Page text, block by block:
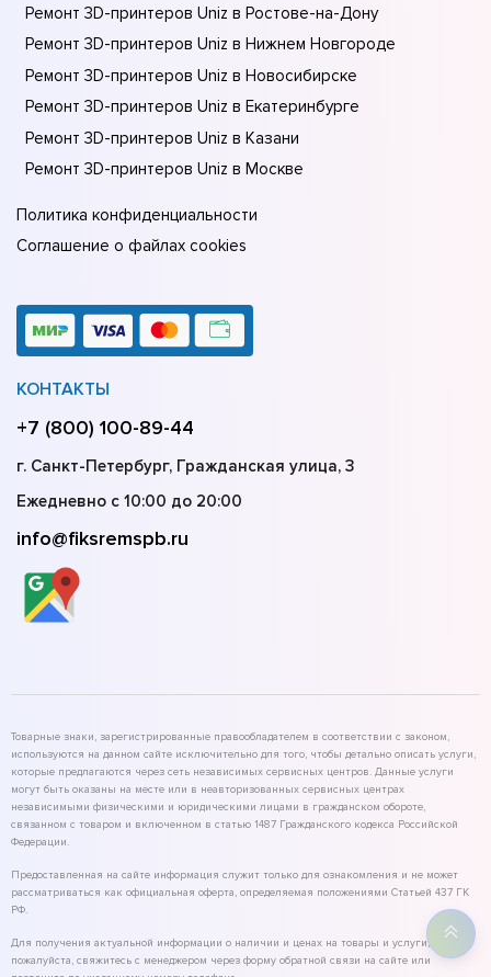
Ремонт 3D-принтеров Uniz в Ростове-на-Донy
Ремонт 3D-принтеров Uniz в Нижнем Новгороде
Ремонт 3D-принтеров Uniz в Новосибирске
Ремонт 3D-принтеров Uniz в Екатеринбурге
Ремонт 3D-принтеров Uniz в Казани
Ремонт 3D-принтеров Uniz в Москве
Политика конфиденциальности
Соглашение о файлах cookies
КОНТАКТЫ
+7 (800) 100-89-44
г. Санкт-Петербург, Гражданская улица, 3
Ежедневно с 10:00 до 20:00
info@fiksremspb.ru
Товарные знаки, зарегистрированные правообладателем в соответствии с законом,
используются на данном сайте исключительно для того, чтобы детально описать услуги,
которые предлагаются через сеть независимых сервисных центров. Данные услуги
могут быть оказаны на месте или в неавторизованных сервисных центрах
независимыми физическими и юридическими лицами в гражданском обороте,
связанном с товаром и включенном в статью 1487 Гражданского кодекса Российской
Федерации.
Предоставленная на сайте информация служит только для ознакомления и не может
рассматриваться как официальная оферта, определяемая положениями Статьей 437 ГК
РФ.
Для получения актуальной информации о наличии и ценах на товары и услуги,
пожалуйста, свяжитесь с менеджером через форму обратной связи на сайте или